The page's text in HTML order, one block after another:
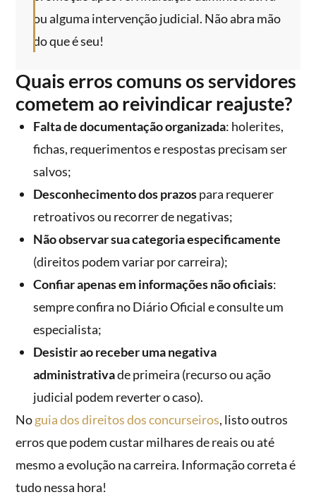
ou alguma intervenção judicial. Não abra mão
do que é seu!
Quais erros comuns os servidores
cometem ao reivindicar reajuste?
Falta de documentação organizada: holerites,
fichas, requerimentos e respostas precisam ser
salvos;
Desconhecimento dos prazospara requerer
retroativos ou recorrer de negativas;
Não observar sua categoria especificamente
(direitos podem variar por carreira);
Confiar apenas em informações não oficiais:
sempre confira no Diário Oficial e consulte um
especialista;
Desistir ao receber uma negativa
administrativade primeira (recurso ou ação
judicial podem reverter o caso).
Noguia dos direitos dos concurseiros, listo outros
erros que podem custar milhares de reais ou até
mesmo a evolução na carreira. Informação correta é
tudo nessa hora!